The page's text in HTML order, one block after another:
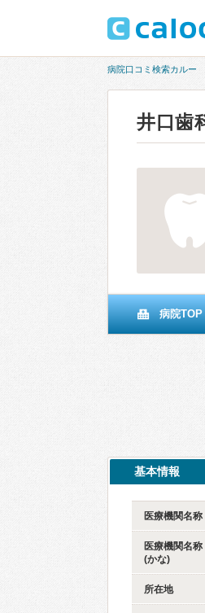
病院口コミ検索カルー
井口歯
病院TOP
基本情報
医療機関名称
医療機関名称
(かな)
所在地